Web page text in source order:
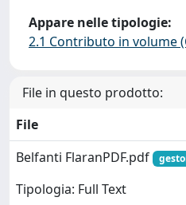
Appare nelle tipologie:
2.1 Contributo in volume
File in questo prodotto:
File
Belfanti FlaranPDF.pdf
Tipologia: Full Text